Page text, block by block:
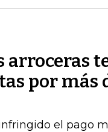
arroceras
por más
el pago